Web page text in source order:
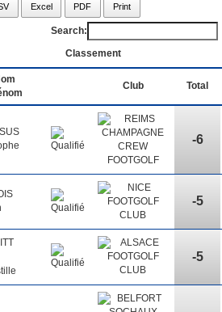
Excel PDF Print
Search:
Classement
Club Total
-6
-5
-5